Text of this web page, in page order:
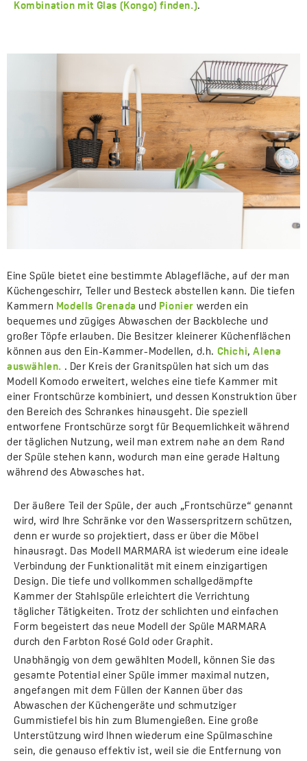
Kombination mit Glas (Kongo) finden.).
Eine Spüle bietet eine bestimmte Ablagefläche, auf der man
Küchengeschirr, Teller und Besteck abstellen kann. Die tiefen
Kammern Modells Grenada und Pionier werden ein
bequemes und zügiges Abwaschen der Backbleche und
großer Töpfe erlauben. Die Besitzer kleinerer Küchenflächen
können aus den Ein-Kammer-Modellen, d.h. Chichi,Alena
auswählen. . Der Kreis der Granitspülen hat sich um das
Modell Komodo erweitert, welches eine tiefe Kammer mit
einer Frontschürze kombiniert, und dessen Konstruktion über
den Bereich des Schrankes hinausgeht. Die speziell
entworfene Frontschürze sorgt für Bequemlichkeit während
der täglichen Nutzung, weil man extrem nahe an dem Rand
der Spüle stehen kann, wodurch man eine gerade Haltung
während des Abwasches hat.
Der äußere Teil der Spüle, der auch „Frontschürze“ genannt
wird, wird Ihre Schränke vor den Wasserspritzern schützen,
denn er wurde so projektiert, dass er über die Möbel
hinausragt. Das Modell MARMARA ist wiederum eine ideale
Verbindung der Funktionalität mit einem einzigartigen
Design. Die tiefe und vollkommen schallgedämpfte
Kammer der Stahlspüle erleichtert die Verrichtung
täglicher Tätigkeiten. Trotz der schlichten und einfachen
Form begeistert das neue Modell der Spüle MARMARA
durch den Farbton Rosé Gold oder Graphit.
Unabhängig von dem gewählten Modell, können Sie das
gesamte Potential einer Spüle immer maximal nutzen,
angefangen mit dem Füllen der Kannen über das
Abwaschen der Küchengeräte und schmutziger
Gummistiefel bis hin zum Blumengießen. Eine große
Unterstützung wird Ihnen wiederum eine Spülmaschine
sein, die genauso effektiv ist, weil sie die Entfernung von